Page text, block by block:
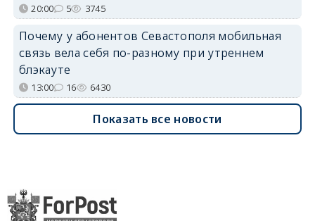
20:00 5 3745
Почему у абонентов Севастополя мобильная
связь вела себя по-разному при утреннем
блэкауте
13:00 16 6430
Показать все новости